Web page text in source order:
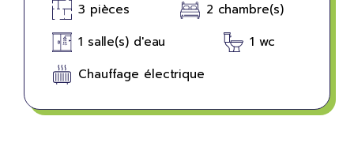
3 pièces
2 chambre(s)
1 salle(s) d'eau
1 wc
Chauffage électrique